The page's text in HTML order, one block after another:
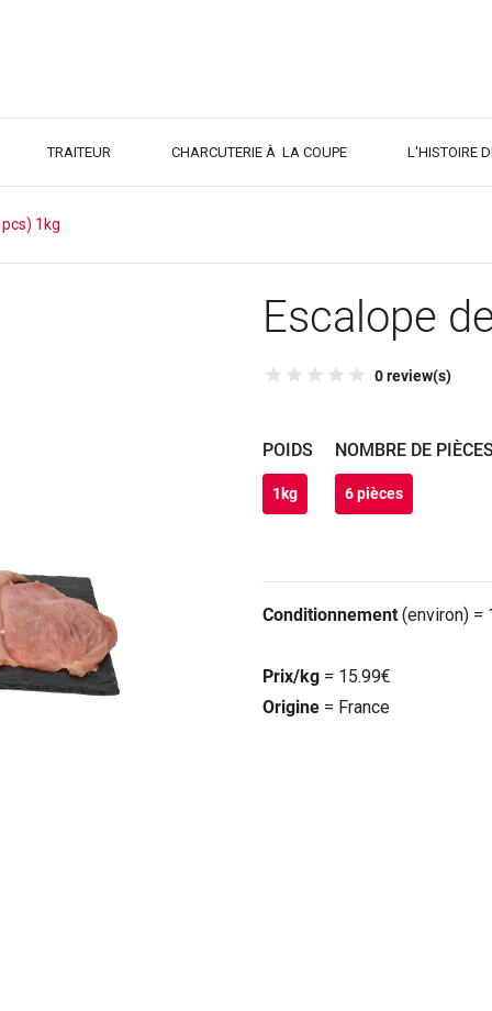
TRAITEUR CHARCUTERIE À LA COUPE L'HISTOIRE
1kg
Escalope
0 review(s)
POIDS
1kg
NOMBRE DE
6 pièces
Conditionnement (environ) =
Prix/kg = 15.99€
Origine = France